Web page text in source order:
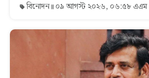
বিনোদন ০৯ আগস্ট ২০২৬, ০৬:৫৮ এএম